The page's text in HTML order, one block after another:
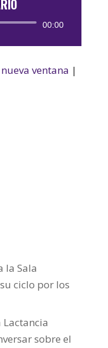
00:00
ventana |
la Sala
ciclo por los
sobre el